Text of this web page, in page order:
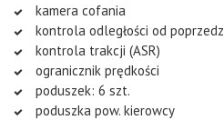
kamera cofania
kontrola odległości od
kontrola trakcji (ASR)
ogranicznik prędkości
poduszek: 6 szt.
poduszka pow. kierowcy